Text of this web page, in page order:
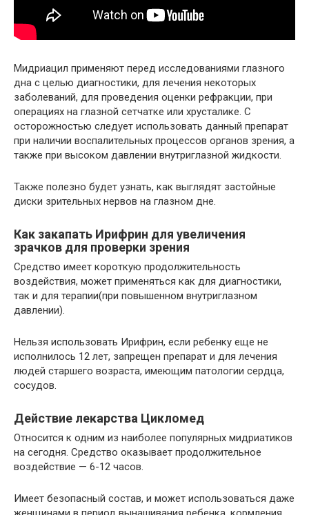
Мидриацил применяют перед исследованиями глазного
дна с целью диагностики, для лечения некоторых
заболеваний, для проведения оценки рефракции, при
операциях на глазной сетчатке или хрусталике. С
осторожностью следует использовать данный препарат
при наличии воспалительных процессов органов зрения, а
также при высоком давлении внутриглазной жидкости.
Также полезно будет узнать, как выглядят застойные
диски зрительных нервов на глазном дне.
Как закапать Ирифрин для увеличения
зрачков для проверки зрения
Средство имеет короткую продолжительность
воздействия, может применяться как для диагностики,
так и для терапии(при повышенном внутриглазном
давлении).
Нельзя использовать Ирифрин, если ребенку еще не
исполнилось 12 лет, запрещен препарат и для лечения
людей старшего возраста, имеющим патологии сердца,
сосудов.
Действие лекарства Цикломед
Относится к одним из наиболее популярных мидриатиков
на сегодня. Средство оказывает продолжительное
воздействие — 6-12 часов.
Имеет безопасный состав, и может использоваться даже